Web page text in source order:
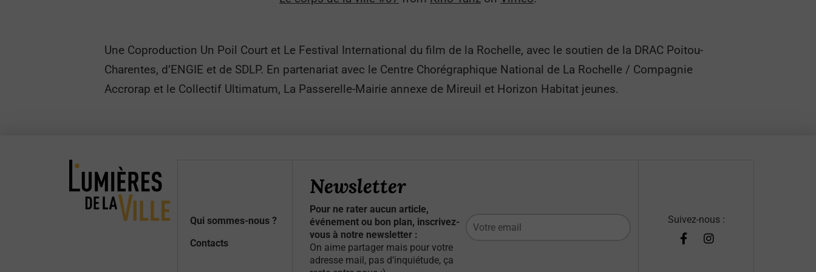
Une Coproduction Un Poil Court et Le Festival International du film de la Rochelle, avec le soutien de la DRAC Poitou-
Charentes, d’ENGIE et de SDLP. En partenariat avec le Centre Chorégraphique National de La Rochelle / Compagnie
Accrorap et le Collectif Ultimatum, La Passerelle-Mairie annexe de Mireuil et Horizon Habitat jeunes.
Qui sommes-nous ?
Contacts
Newsletter
Pour ne rater aucun article,
événement ou bon plan, inscrivez-
vous à notre newsletter :
On aime partager mais pour votre
adresse mail, pas d’inquiétude, ça
Suivez-nous :